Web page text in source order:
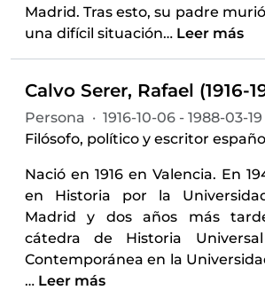
Madrid. Tras esto, su padre
una difícil situación… Leer más
Calvo Serer, Rafael (1916-
Persona · 1916-10-06 - 1988-03-19
Filósofo, político y escritor
Nació en 1916 en Valencia. En
en Historia por la
Madrid y dos años más
cátedra de Historia
Contemporánea en la
… Leer más